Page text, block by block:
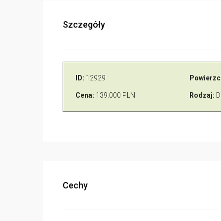
Szczegóły
ID: 12929
Cena: 139.000 PLN Rodzaj:
Cechy